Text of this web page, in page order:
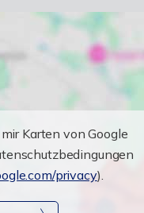
Karten von Google
privacy).